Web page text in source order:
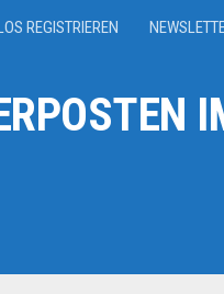
REGISTRIEREN